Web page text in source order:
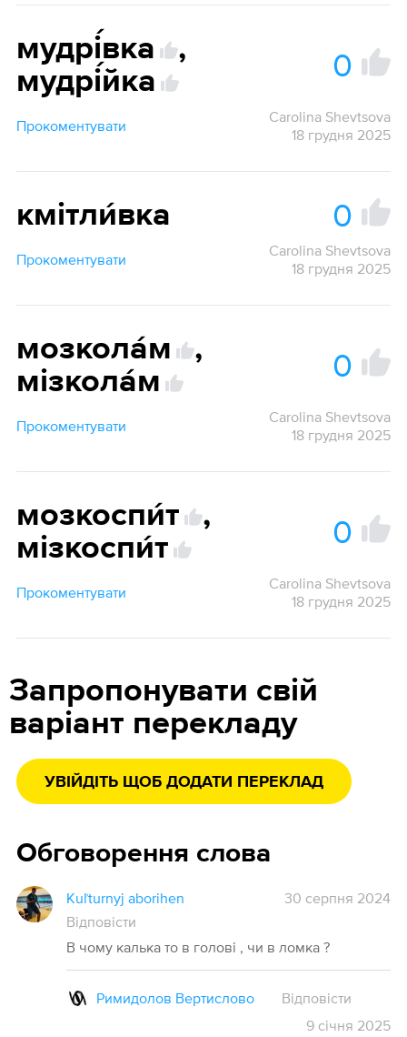
мудрі́вка
,
мудрі́йка
0
Прокоментувати
Carolina Shevtsova
18 грудня 2025
кмітли́вка 0
Прокоментувати
Carolina Shevtsova
18 грудня 2025
мозкола́м
,
мізкола́м
0
Прокоментувати
Carolina Shevtsova
18 грудня 2025
мозкоспи́т
,
мізкоспи́т
0
Прокоментувати
Carolina Shevtsova
18 грудня 2025
Запропонувати свій
варіант перекладу
УВІЙДІТЬ ЩОБ ДОДАТИ ПЕРЕКЛАД
Обговорення слова
Kuľturnyj aborihen
30 серпня 2024
Відповісти
В чому калька то в голові , чи в ломка ?
Римидолов Вертислово
Відповісти
9 січня 2025